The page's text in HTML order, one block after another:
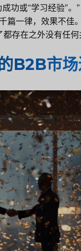
功或“学习经验”。”
篇一律，效果不佳
存在之外没有任何
B2B市